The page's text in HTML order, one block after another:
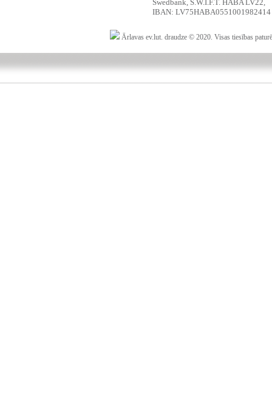
Swedbank, S.W.I.F.T. HABA LV22,
IBAN: LV75HABA0551001982414
Ārlavas ev.lut. draudze © 2020. Visas tiesības